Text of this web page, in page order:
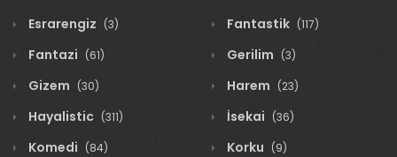
Esrarengiz (3) Fantastik (117)
Fantazi (61) Gerilim (3)
Gizem (30) Harem (23)
Hayalistic (311) İsekai (36)
Komedi (84) Korku (9)